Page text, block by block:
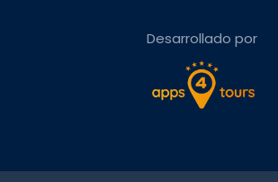
Desarrollado por